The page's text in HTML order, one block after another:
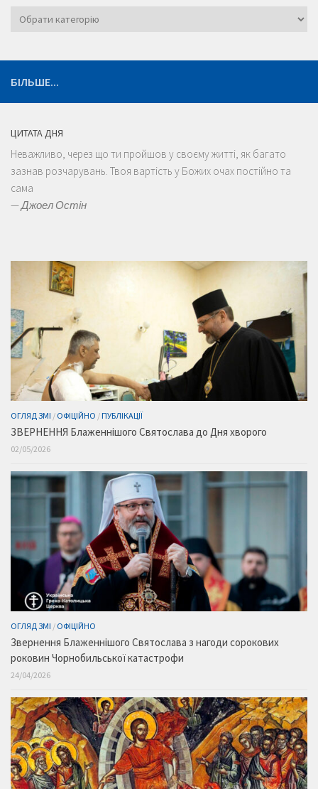
Категорії
БІЛЬШЕ...
ЦИТАТА ДНЯ
Неважливо, через що ти пройшов у своєму житті, як багато
зазнав розчарувань. Твоя вартість у Божих очах постійно та
сама
—Джоел Остін
ОГЛЯД ЗМІ / ОФІЦІЙНО /ПУБЛІКАЦІЇ
ЗВЕРНЕННЯ Блаженнішого Святослава до Дня хворого
02/05/2026
ОГЛЯД ЗМІ / ОФІЦІЙНО
Звернення Блаженнішого Святослава з нагоди сорокових
роковин Чорнобильської катастрофи
24/04/2026